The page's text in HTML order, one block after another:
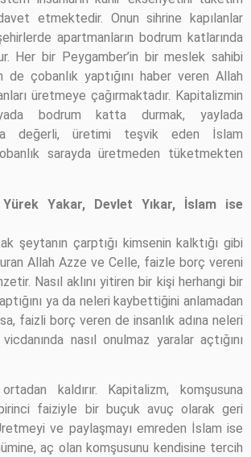
etmektedir. Onun sihrine kapılanlar
apartmanların bodrum katlarında
Her bir Peygamber’in bir meslek sahibi
de çobanlık yaptığını haber veren Allah
bodrum katta durmak, yaylada
değerli, üretimi teşvik eden İslam
sarayda üretmeden tüketmekten
Yakar, Devlet Yıkar, İslam ise
şeytanın çarptığı kimsenin kalktığı gibi
Allah Azze ve Celle, faizle borç vereni
Nasıl aklını yitiren bir kişi herhangi bir
ya da neleri kaybettiğini anlamadan
faizli borç veren de insanlık adına neleri
nasıl onulmaz yaralar açtığını
kaldırır. Kapitalizm, komşusuna
faiziyle bir buçuk avuç olarak geri
ve paylaşmayı emreden İslam ise
aç olan komşusunu kendisine tercih